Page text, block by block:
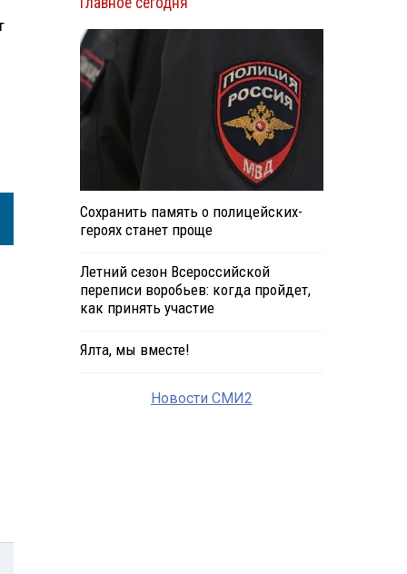
Сохранить память о полицейских-
героях станет проще
Летний сезон Всероссийской
переписи воробьев: когда пройдет,
как принять участие
Ялта, мы вместе!
Новости СМИ2